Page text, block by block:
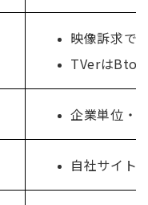
映像訴求で
TVerは
企業単位・
自社サイト